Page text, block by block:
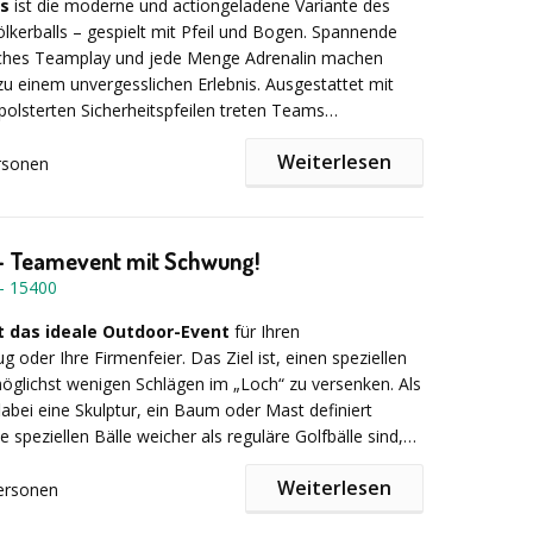
Wonderland bis hin zu 1001 Nacht – wir
Dekoration, spektakuläre Spielmodule und All-
die Ihr Event einzigartig machen.
Firmenfeier
, einen Geburtstag oder eine
ist die moderne und actiongeladene Variante des
– gespielt mit Pfeil und Bogen. Spannende
Teamplay und jede Menge Adrenalin machen
einem unvergesslichen Erlebnis. Ausgestattet mit
Sicherheitspfeilen treten Teams
– ähnlich wie beim Paintball, nur mit Pfeil und Bogen
& Firmenfeiern
mal anders – dynamisch, sicher und voller Action.
Weiterlesen
Teamevent mit Schwung!
- 15400
das ideale Outdoor-Event für Ihren
oder Ihre Firmenfeier. Das Ziel ist, einen speziellen
wenigen Schlägen im „Loch“ zu versenken. Als
eine Skulptur, ein Baum oder Mast definiert
speziellen Bälle weicher als reguläre Golfbälle sind,
Strand, Parkplatz, Wiese – beim Crossgolf gibt es
Weiterlesen